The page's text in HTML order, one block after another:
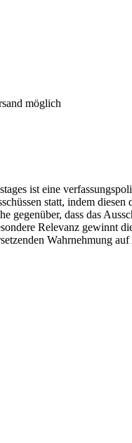
möglich
ist eine
statt, indem
gegenüber, dass das
Relevanz
Wahrnehmung